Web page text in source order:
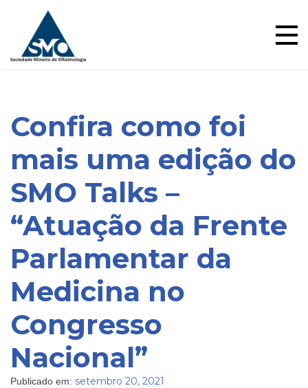
content
Blog
Confira como foi
mais uma edição do
SMO Talks –
“Atuação da Frente
Parlamentar da
Medicina no
Congresso
Nacional”
Publicado em: setembro 20, 2021